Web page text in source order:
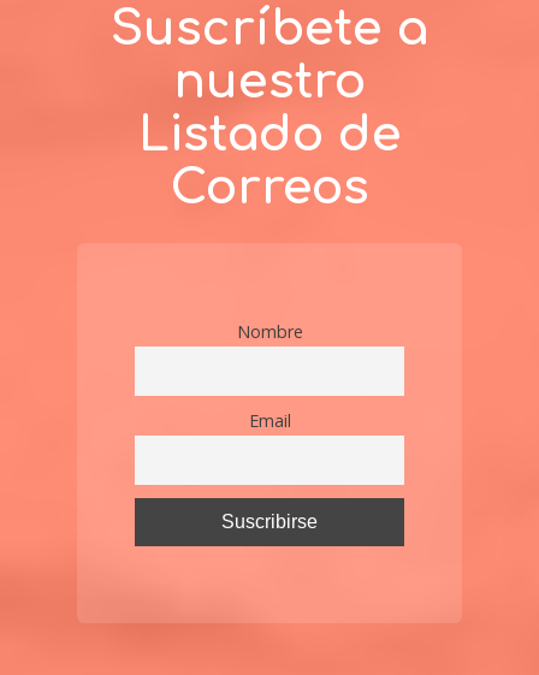
Suscríbete a
nuestro
Listado de
Correos
Nombre
Email